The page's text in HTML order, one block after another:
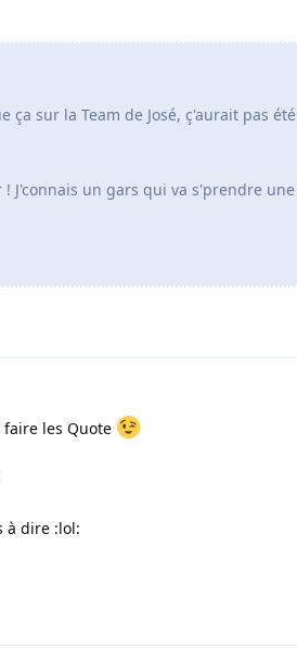
ça sur la Team de José, ç'aurait pas
J'connais un gars qui va s'prendre
les Quote
à dire :lol: